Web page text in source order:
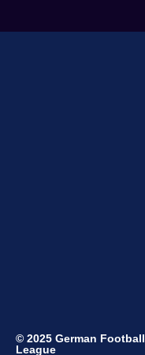
© 2025 German Football
League